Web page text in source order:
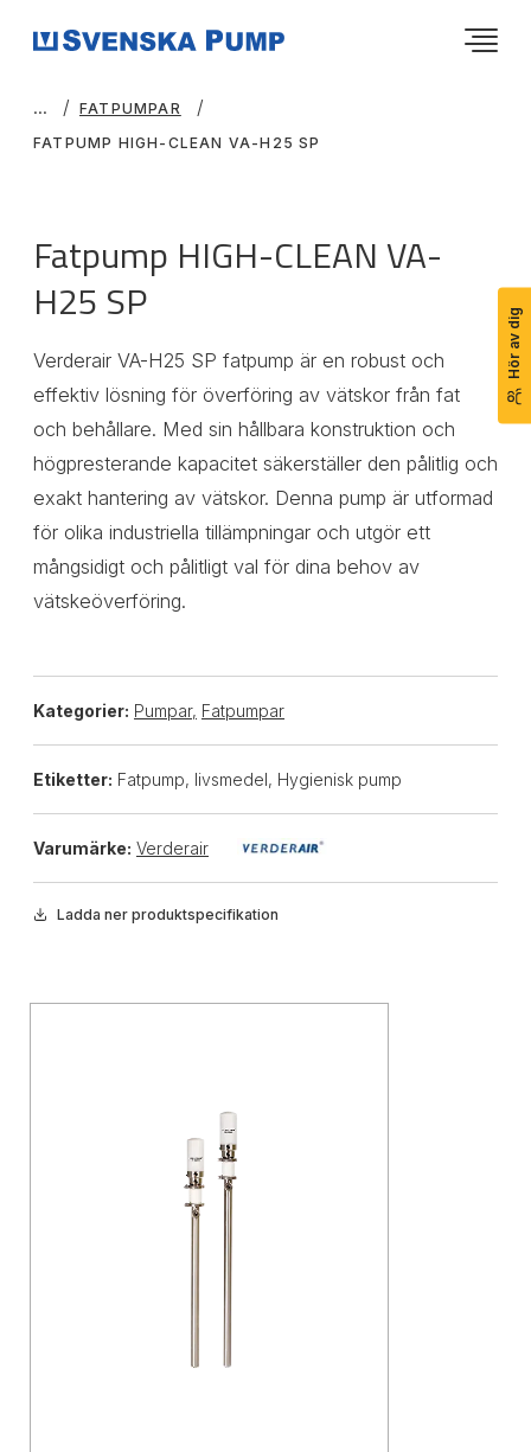
Hör av dig
FATPUMPAR
FATPUMP HIGH-CLEAN VA-H25 SP
Fatpump HIGH-CLEAN VA-
H25 SP
Verderair VA-H25 SP fatpump är en robust och
effektiv lösning för överföring av vätskor från fat
och behållare. Med sin hållbara konstruktion och
högpresterande kapacitet säkerställer den pålitlig och
exakt hantering av vätskor. Denna pump är utformad
för olika industriella tillämpningar och utgör ett
mångsidigt och pålitligt val för dina behov av
vätskeöverföring.
Kategorier: Pumpar, Fatpumpar
Etiketter: Fatpump, livsmedel, Hygienisk pump
Varumärke: Verderair
Ladda ner produktspecifikation